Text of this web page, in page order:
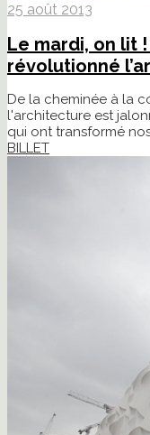
25 août 2013
Le mardi, on lit
révolutionné
De la cheminée à la
l'architecture est
qui ont transformé
BILLET